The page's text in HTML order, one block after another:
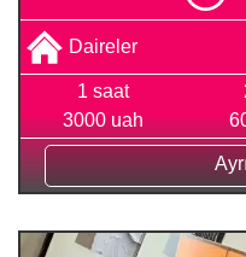
Daireler
1 saat
3000 uah